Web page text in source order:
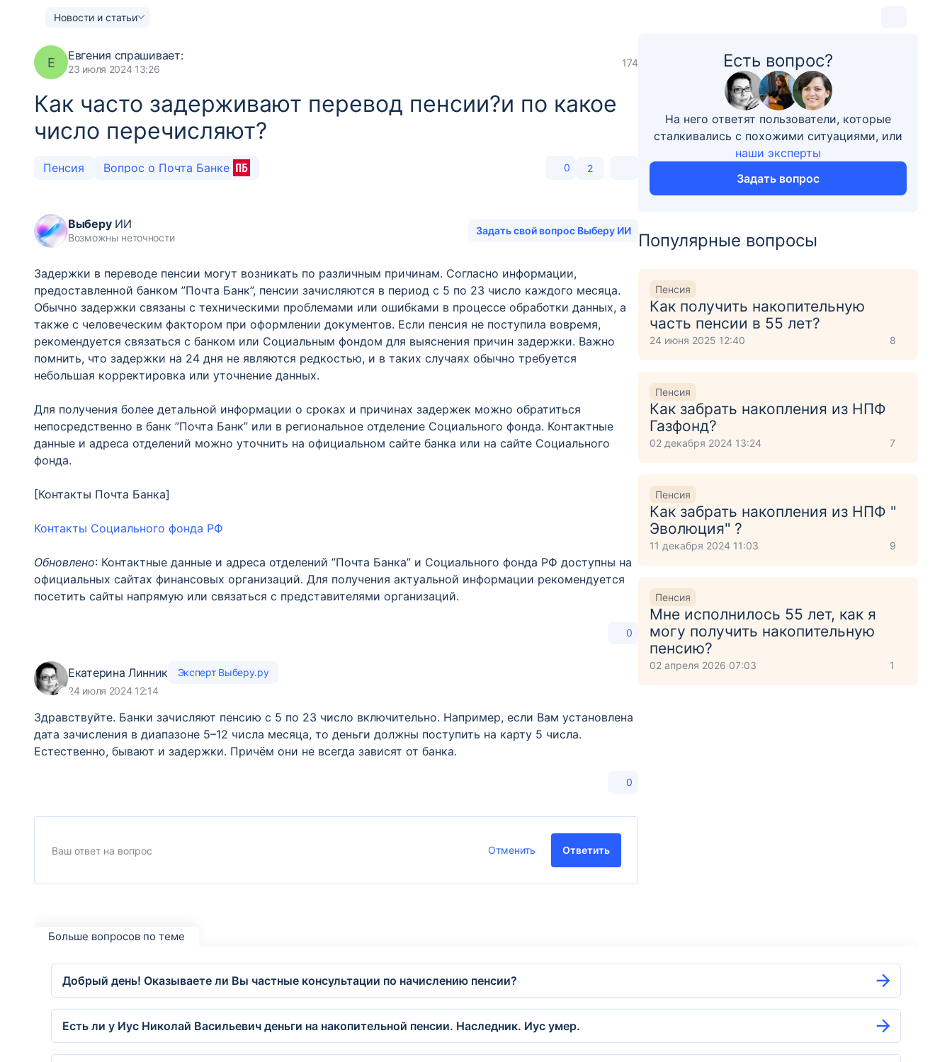
Новости и статьи
Е Евгения спрашивает:
23 июля 2024 13:26
174
Как часто задерживают перевод пенсии?и по какое
число перечисляют?
Пенсия Вопрос о Почта Банке 0 2
ВыберуИИ
Возможны неточности
Задать свой вопрос Выберу ИИ
Задержки в переводе пенсии могут возникать по различным причинам. Согласно информации,
предоставленной банком ”Почта Банк”, пенсии зачисляются в период с 5 по 23 число каждого месяца.
Обычно задержки связаны с техническими проблемами или ошибками в процессе обработки данных, а
также с человеческим фактором при оформлении документов. Если пенсия не поступила вовремя,
рекомендуется связаться с банком или Социальным фондом для выяснения причин задержки. Важно
помнить, что задержки на 24 дня не являются редкостью, и в таких случаях обычно требуется
небольшая корректировка или уточнение данных.
Для получения более детальной информации о сроках и причинах задержек можно обратиться
непосредственно в банк ”Почта Банк” или в региональное отделение Социального фонда. Контактные
данные и адреса отделений можно уточнить на официальном сайте банка или на сайте Социального
фонда.
[Контакты Почта Банка]
Контакты Социального фонда РФ
Обновлено: Контактные данные и адреса отделений ”Почта Банка” и Социального фонда РФ доступны на
официальных сайтах финансовых организаций. Для получения актуальной информации рекомендуется
посетить сайты напрямую или связаться с представителями организаций.
0
Екатерина Линник
Эксперт Выберу.ру
24 июля 2024 12:14
Здравствуйте. Банки зачисляют пенсию с 5 по 23 число включительно. Например, если Вам установлена
дата зачисления в диапазоне 5–12 числа месяца, то деньги должны поступить на карту 5 числа.
Естественно, бывают и задержки. Причём они не всегда зависят от банка.
0
Отменить Ответить
Есть вопрос?
На него ответят пользователи, которые
сталкивались с похожими ситуациями, или
наши эксперты
Задать вопрос
Популярные вопросы
Пенсия
Как получить накопительную
часть пенсии в 55 лет?
24 июня 2025 12:40 8
Пенсия
Как забрать накопления из НПФ
Газфонд?
02 декабря 2024 13:24 7
Пенсия
Как забрать накопления из НПФ "
Эволюция" ?
11 декабря 2024 11:03 9
Пенсия
Мне исполнилось 55 лет, как я
могу получить накопительную
пенсию?
02 апреля 2026 07:03 1
Больше вопросов по теме
Добрый день! Оказываете ли Вы частные консультации по начислению пенсии?
Есть ли у Иус Николай Васильевич деньги на накопительной пенсии. Наследник. Иус умер.